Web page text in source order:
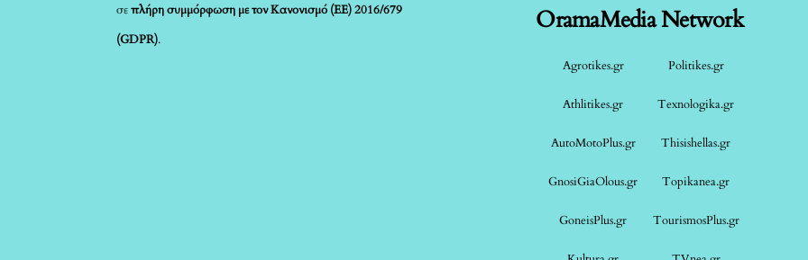
σεπλήρη συμμόρφωση με τον Κανονισμό (ΕΕ) 2016/679
(GDPR).
OramaMedia Network
Agrotikes.gr Politikes.gr
Athlitikes.gr Texnologika.gr
AutoMotoPlus.gr Thisishellas.gr
GnosiGiaOlous.gr Topikanea.gr
GoneisPlus.gr TourismosPlus.gr